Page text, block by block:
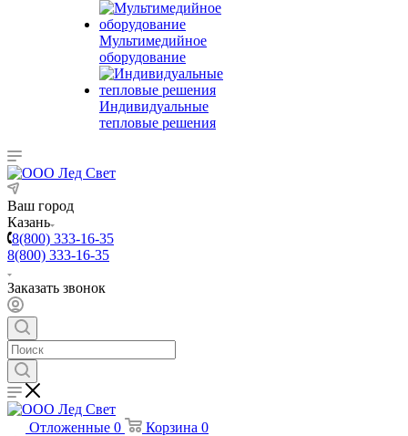
Мультимедийное
оборудование
Индивидуальные
тепловые решения
Ваш город
Казань
8(800) 333-16-35
8(800) 333-16-35
Заказать звонок
Отложенные 0 Корзина 0